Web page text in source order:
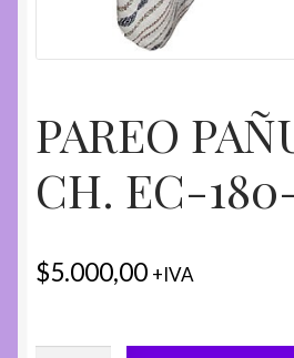
PAREO
CH. EC-
$5.000,00 +IVA